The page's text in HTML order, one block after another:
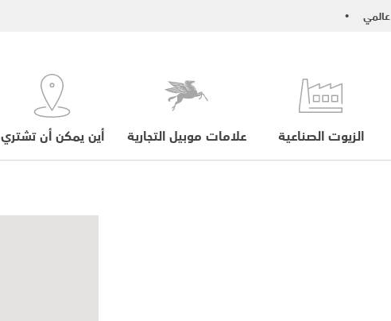
• عالمي
أين يمكن أن تشتري علامات موبيل التجارية الزيوت الصناعية